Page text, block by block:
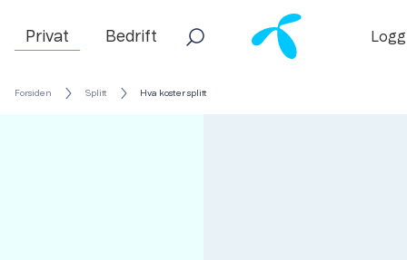
Privat Bedrift
Forsiden Splitt Hva koster splitt